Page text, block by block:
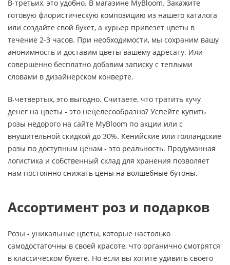
В-третьих, это удобно. В магазине MyBloom. Закажите
готовую флористическую композицию из нашего каталога
или создайте свой букет, а курьер привезет цветы в
течение 2-3 часов. При необходимости, мы сохраним вашу
анонимность и доставим цветы вашему адресату. Или
совершенно бесплатно добавим записку с теплыми
словами в дизайнерском конверте.
В-четвертых, это выгодно. Считаете, что тратить кучу
денег на цветы - это нецелесообразно? Успейте купить
розы недорого на сайте MyBloom по акции или с
внушительной скидкой до 30%. Кенийские или голландские
розы по доступным ценам - это реальность. Продуманная
логистика и собственный склад для хранения позволяет
нам постоянно снижать цены на волшебные бутоны.
Ассортимент роз и подарков
Розы - уникальные цветы, которые настолько
самодостаточны в своей красоте, что органично смотрятся
в классическом букете. Но если вы хотите удивить своего